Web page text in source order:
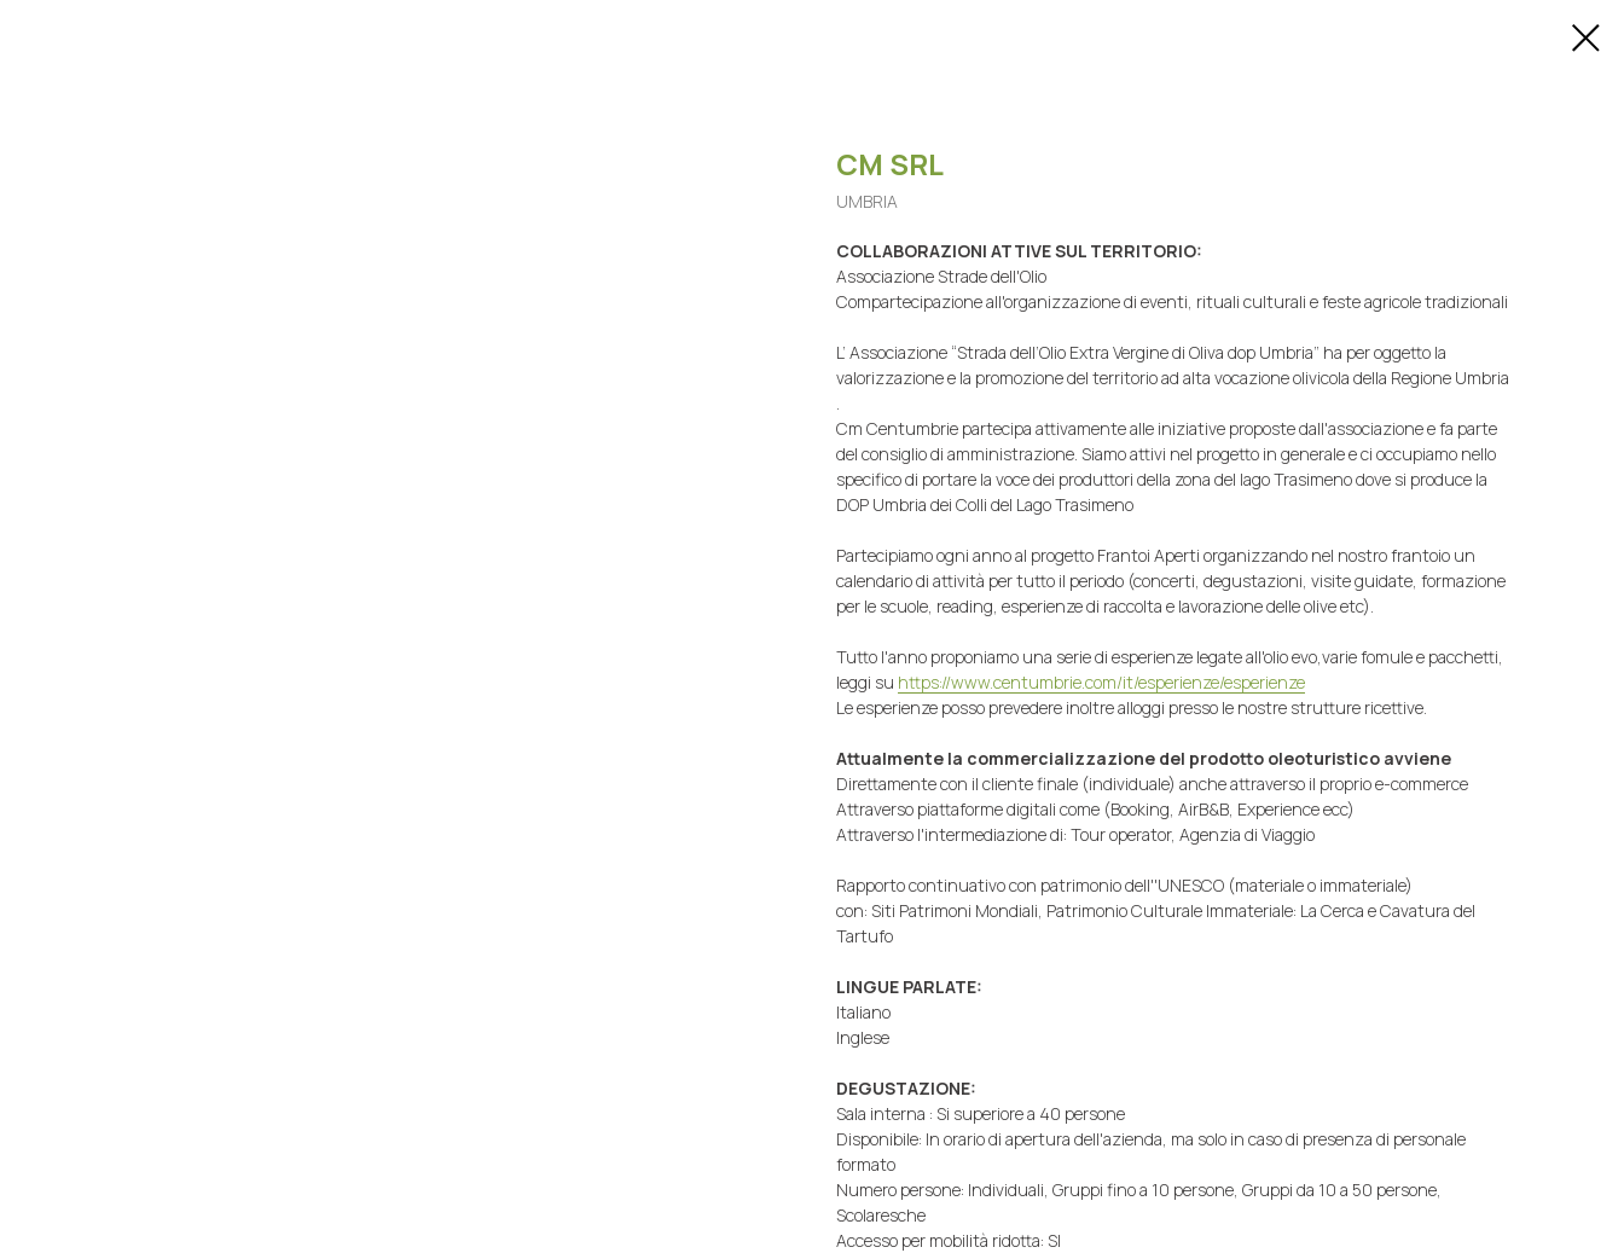
CM SRL
UMBRIA
COLLABORAZIONI ATTIVE SUL TERRITORIO:
Associazione Strade dell'Olio
Compartecipazione all'organizzazione di eventi, rituali culturali e feste agricole tradizionali
L’ Associazione “Strada dell’Olio Extra Vergine di Oliva dop Umbria” ha per oggetto la
valorizzazione e la promozione del territorio ad alta vocazione olivicola della Regione Umbria
.
Cm Centumbrie partecipa attivamente alle iniziative proposte dall'associazione e fa parte
del consiglio di amministrazione. Siamo attivi nel progetto in generale e ci occupiamo nello
specifico di portare la voce dei produttori della zona del lago Trasimeno dove si produce la
DOP Umbria dei Colli del Lago Trasimeno
Partecipiamo ogni anno al progetto Frantoi Aperti organizzando nel nostro frantoio un
calendario di attività per tutto il periodo (concerti, degustazioni, visite guidate, formazione
per le scuole, reading, esperienze di raccolta e lavorazione delle olive etc).
Tutto l'anno proponiamo una serie di esperienze legate all'olio evo,varie fomule e pacchetti,
leggi su https://www.centumbrie.com/it/esperienze/esperienze
Le esperienze posso prevedere inoltre alloggi presso le nostre strutture ricettive.
Attualmente la commercializzazione del prodotto oleoturistico avviene
Direttamente con il cliente finale (individuale) anche attraverso il proprio e-commerce
Attraverso piattaforme digitali come (Booking, AirB&B, Experience ecc)
Attraverso l'intermediazione di: Tour operator, Agenzia di Viaggio
Rapporto continuativo con patrimonio dell''UNESCO (materiale o immateriale)
con: Siti Patrimoni Mondiali, Patrimonio Culturale Immateriale: La Cerca e Cavatura del
Tartufo
LINGUE PARLATE:
Italiano
Inglese
DEGUSTAZIONE:
Sala interna : Si superiore a 40 persone
Disponibile: In orario di apertura dell'azienda, ma solo in caso di presenza di personale
formato
Numero persone: Individuali, Gruppi fino a 10 persone, Gruppi da 10 a 50 persone,
Scolaresche
Accesso per mobilità ridotta: SI